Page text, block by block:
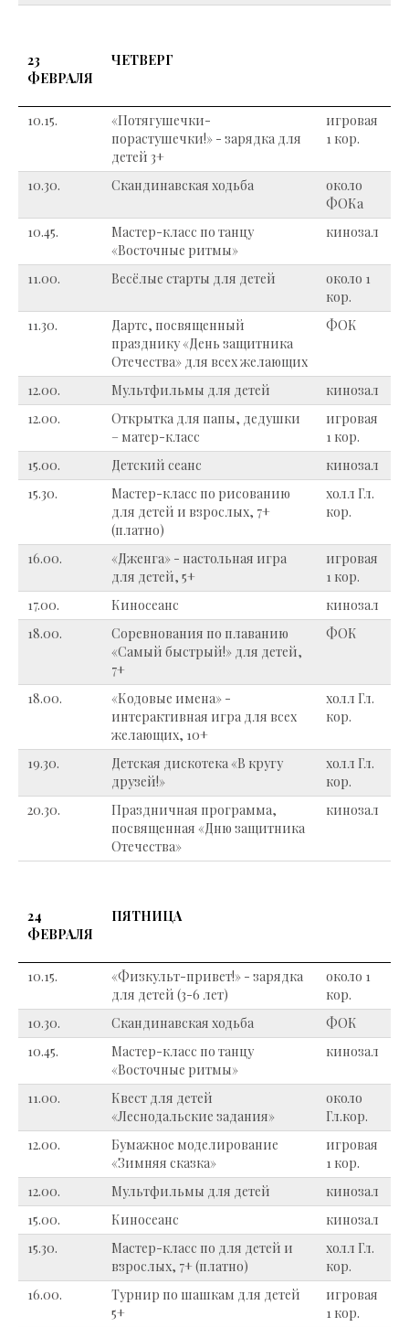
23
ФЕВРАЛЯ
ЧЕТВЕРГ
10.15.
«Потягушечки-
порастушечки!» - зарядка для
детей 3+
игровая
1 кор.
10.30. Скандинавская ходьба
около
ФОКа
10.45.
Мастер-класс по танцу
«Восточные ритмы»
кинозал
11.00. Весёлые старты для детей
около 1
кор.
11.30.
Дартс, посвященный
празднику «День защитника
Отечества» для всех желающих
ФОК
12.00. Мультфильмы для детей
кинозал
12.00.
Открытка для папы, дедушки
– матер-класс
игровая
1 кор.
15.00.
Детский сеанс
кинозал
15.30.
Мастер-класс по рисованию
для детей и взрослых, 7+
(платно)
холл Гл.
кор.
16.00.
«Дженга» - настольная игра
для детей, 5+
игровая
1 кор.
17.00.
Киносеанс
кинозал
18.00.
Соревнования по плаванию
«Самый быстрый!» для детей,
7+
ФОК
18.00.
«Кодовые имена» -
интерактивная игра для всех
желающих, 10+
холл Гл.
кор.
19.30.
Детская дискотека «В кругу
друзей!»
холл Гл.
кор.
20.30.
Праздничная программа,
посвященная «Дню защитника
Отечества»
кинозал
24
ФЕВРАЛЯ
ПЯТНИЦА
10.15.
«Физкульт-привет!» - зарядка
для детей (3-6 лет)
около 1
кор.
10.30.
Скандинавская ходьба
ФОК
10.45.
Мастер-класс по танцу
«Восточные ритмы»
кинозал
11.00.
Квест для детей
«Леснодальские задания»
около
Гл.кор.
12.00.
Бумажное моделирование
«Зимняя сказка»
игровая
1 кор.
12.00.
Мультфильмы для детей
кинозал
15.00.
Киносеанс
кинозал
15.30.
Мастер-класс по для детей и
взрослых, 7+ (платно)
холл Гл.
кор.
16.00.
Турнир по шашкам для детей
5+
игровая
1 кор.